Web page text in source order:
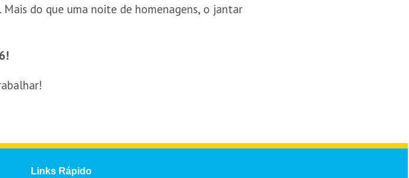
do que uma noite de homenagens, o jantar
Links Rápido